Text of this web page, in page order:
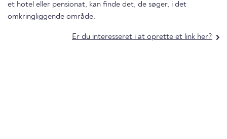
et hotel eller pensionat, kan finde det, de søger, i det
omkringliggende område.
Er du interesseret i at oprette et link her?